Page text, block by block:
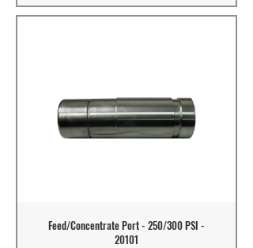
Feed/Concentrate Port - 250/300 PSI -
20101